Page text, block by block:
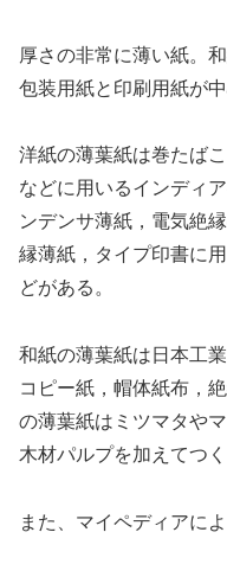
厚さの非常に薄い紙。
包装用紙と印刷用紙が中
洋紙の薄葉紙は巻たば
などに用いるインディ
ンデンサ薄紙，電気絶
縁薄紙，タイプ印書に
どがある。
和紙の薄葉紙は日本工
コピー紙，帽体紙布，
の薄葉紙はミツマタや
木材パルプを加えてつく
また、マイペディアに